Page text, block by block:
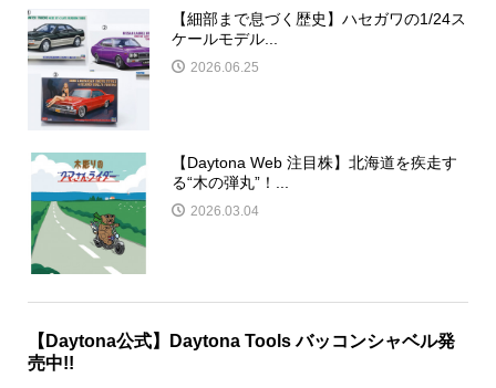
【細部まで息づく歴史】ハセガワの1/24ス
ケールモデル...
2026.06.25
【Daytona Web 注目株】北海道を疾走す
る“木の弾丸”！...
2026.03.04
【Daytona公式】Daytona Tools バッコンシャベル発
売中!!